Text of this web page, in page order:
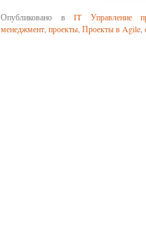
Опубликовано в IT Управление
менеджмент проекты Проекты в Agile